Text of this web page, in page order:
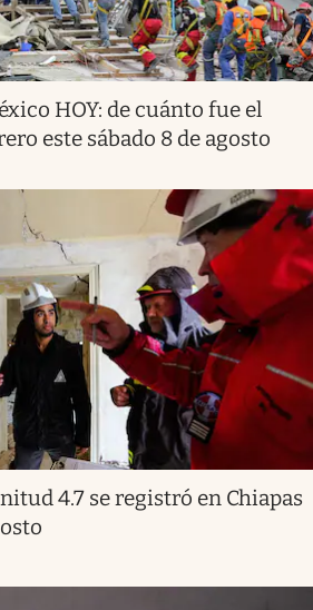
HOY: de cuánto fue el
este sábado 8 de agosto
4.7 se registró en Chiapas